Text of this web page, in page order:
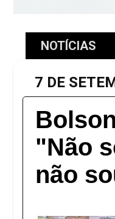
NOTÍCIAS
7 DE
"Não
não